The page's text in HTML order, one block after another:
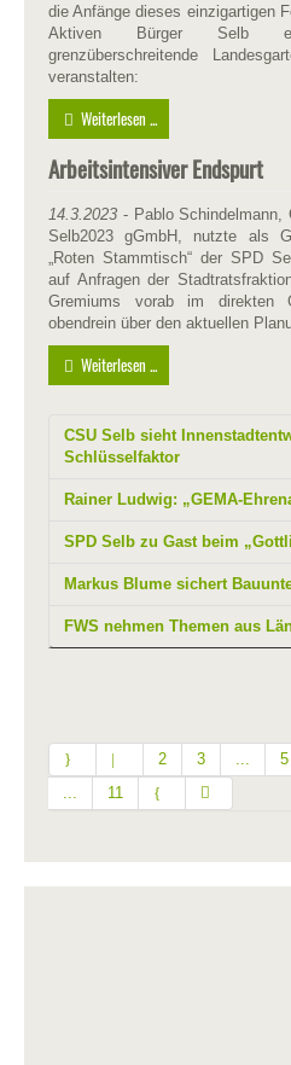
die Anfänge dieses einzigartigen
Aktiven Bürger Selb
grenzüberschreitende
veranstalten:
Weiterlesen ...
Arbeitsintensiver Endspurt
14.3. 2023 - Pablo Schindelmann,
Selb2023 gGmbH, nutzte als
„Roten Stammtisch“ der SPD
auf Anfragen der
Gremiums vorab im direkten
obendrein über den aktuellen
Weiterlesen ...
CSU Selb sieht
Schlüsselfaktor
Rainer Ludwig: „GEMA-
SPD Selb zu Gast beim
Markus Blume sichert
FWS nehmen Themen aus
2 3 5
11